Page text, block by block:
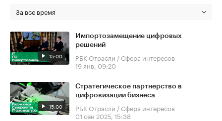
За все время
15:00
Импортозамещение цифровых
решений
РБК Отрасли / Сфера интересов
19 янв, 09:20
15:00
Стратегическое партнерство в
цифровизации бизнеса
РБК Отрасли / Сфера интересов
01 сен 2025, 15:38